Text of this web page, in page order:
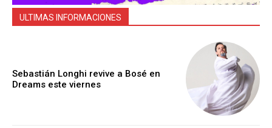
ULTIMAS INFORMACIONES
Sebastián Longhi revive a Bosé en
Dreams este viernes